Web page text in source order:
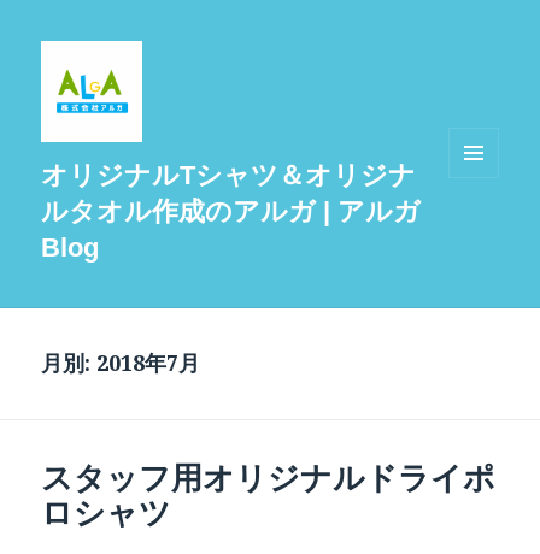
オリジナルTシャツ＆オリジナ
ルタオル作成のアルガ | アルガ
Blog
月別: 2018年7月
スタッフ用オリジナルドライポ
ロシャツ